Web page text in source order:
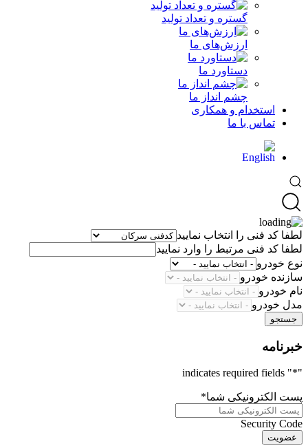
گستره و تعداد تولید
ارزش‌های ما
دستاورد ما
چشم انداز ما
استخدام و همکاری
تماس با ما
لطفا کد فنی را انتخاب نمایید
لطفا کد فنی مرتبط را وارد نمایید
نوع خودرو
سازنده خودرو
نام خودرو
مدل خودرو
جستجو
خبرنامه
"
*
" indicates required fields
پست الکترونیکی شما*
Security Code